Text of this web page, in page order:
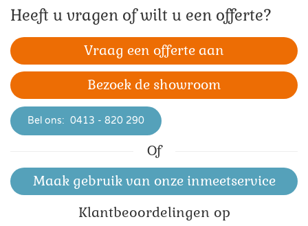
Heeft u vragen of wilt u een offerte?
Vraag een offerte aan
Bezoek de showroom
Bel ons: 0413 - 820 290
Of
Maak gebruik van onze inmeetservice
Klant­beoordelingen op